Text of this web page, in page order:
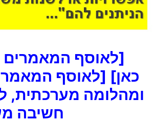
[לאוסף המאמרים
כאן]
ומהלומה מערכתית,
חשיבה